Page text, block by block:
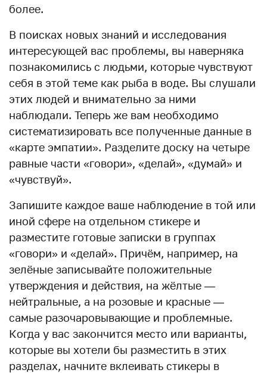
более.
В поисках новых знаний и исследования
интересующей вас проблемы, вы наверняка
познакомились с людьми, которые чувствуют
себя в этой теме как рыба в воде. Вы слушали
этих людей и внимательно за ними
наблюдали. Теперь же вам необходимо
систематизировать все полученные данные в
«карте эмпатии». Разделите доску на четыре
равные части «говори», «делай», «думай» и
«чувствуй».
Запишите каждое ваше наблюдение в той или
иной сфере на отдельном стикере и
разместите готовые записки в группах
«говори» и «делай». Причём, например, на
зелёные записывайте положительные
утверждения и действия, на жёлтые —
нейтральные, а на розовые и красные —
самые разочаровывающие и проблемные.
Когда у вас закончится место или варианты,
которые вы хотели бы разместить в этих
разделах, начните вклеивать стикеры в